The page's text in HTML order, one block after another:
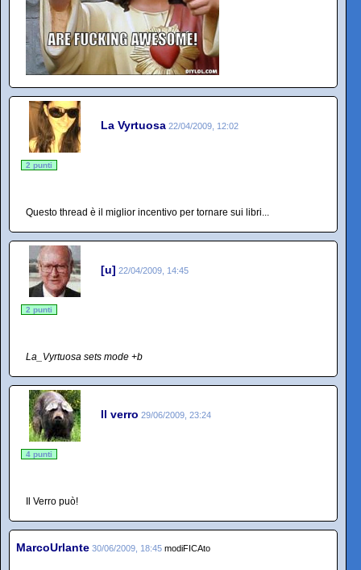
La Vyrtuosa 22/04/2009, 12:02
2 punti
Questo thread è il miglior incentivo per tornare sui libri...
[u] 22/04/2009, 14:45
2 punti
La_Vyrtuosa sets mode +b
Il verro 29/06/2009, 23:24
4 punti
Il Verro può!
MarcoUrlante 30/06/2009, 18:45 modiFICAto